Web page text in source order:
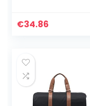
Sac Weekend
Randonnée 65L
Noir
€34.86